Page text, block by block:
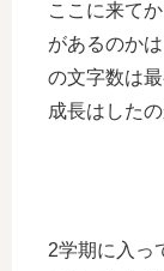
ここに来て
があるのか
の文字数は
成長はした
2学期に入っ